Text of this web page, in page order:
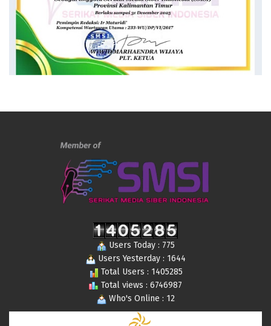
Users Today : 775
Users Yesterday : 1644
Total Users : 1405285
Total views : 6746987
Who's Online : 12